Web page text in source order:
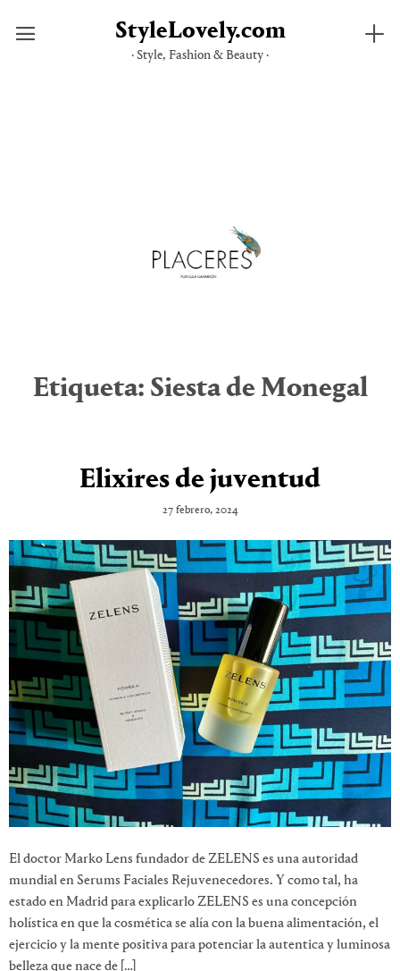
StyleLovely.com
· Style, Fashion & Beauty ·
Etiqueta: Siesta de Monegal
Elixires de juventud
27 febrero, 2024
El doctor Marko Lens fundador de ZELENS es una autoridad
mundial en Serums Faciales Rejuvenecedores. Y como tal, ha
estado en Madrid para explicarlo ZELENS es una concepción
holística en que la cosmética se alía con la buena alimentación, el
ejercicio y la mente positiva para potenciar la autentica y luminosa
belleza que nace de […]